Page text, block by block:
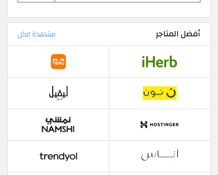
أفضل المتاجر مشاهدة الكل